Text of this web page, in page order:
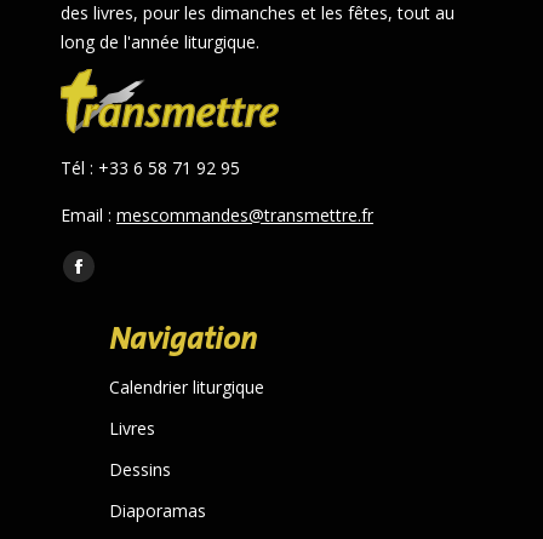
des livres, pour les dimanches et les fêtes, tout au
long de l'année liturgique.
Tél : +33 6 58 71 92 95
Email : mescommandes@transmettre.fr
Trouvez nous sur :
Facebook
opens
window
Navigation
Calendrier liturgique
Livres
Dessins
Diaporamas